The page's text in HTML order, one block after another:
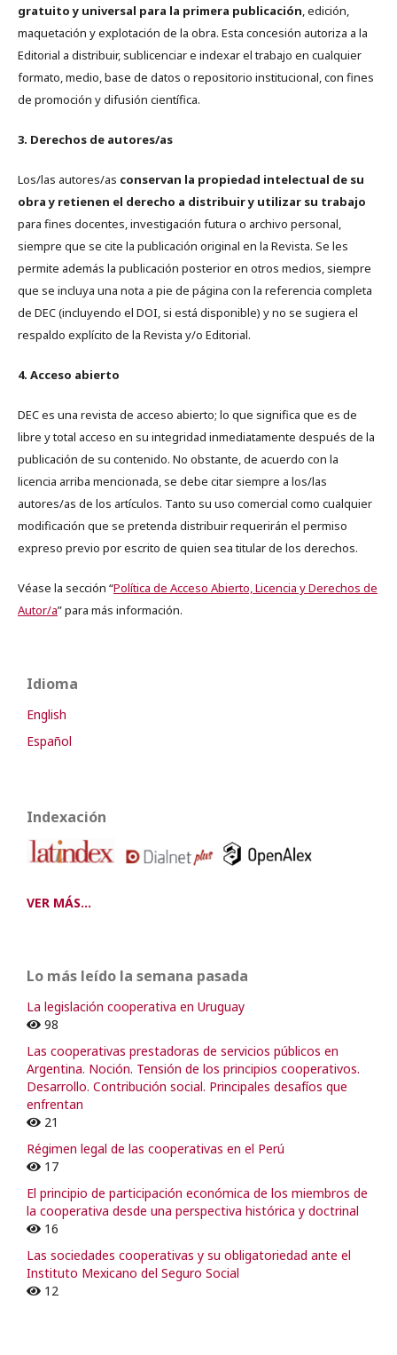
gratuito y universal para la primera publicación, edición,
maquetación y explotación de la obra. Esta concesión autoriza a la
Editorial a distribuir, sublicenciar e indexar el trabajo en cualquier
formato, medio, base de datos o repositorio institucional, con fines
de promoción y difusión científica.
3. Derechos de autores/as
Los/las autores/as conservan la propiedad intelectual de su
obra y retienen el derecho a distribuir y utilizar su trabajo
para fines docentes, investigación futura o archivo personal,
siempre que se cite la publicación original en la Revista. Se les
permite además la publicación posterior en otros medios, siempre
que se incluya una nota a pie de página con la referencia completa
de DEC (incluyendo el DOI, si está disponible) y no se sugiera el
respaldo explícito de la Revista y/o Editorial.
4. Acceso abierto
DEC es una revista de acceso abierto; lo que significa que es de
libre y total acceso en su integridad inmediatamente después de la
publicación de su contenido. No obstante, de acuerdo con la
licencia arriba mencionada, se debe citar siempre a los/las
autores/as de los artículos. Tanto su uso comercial como cualquier
modificación que se pretenda distribuir requerirán el permiso
expreso previo por escrito de quien sea titular de los derechos.
Véase la sección “Política de Acceso Abierto, Licencia y Derechos de
Autor/a” para más información.
Idioma
English
Español
Indexación
VER MÁS...
Lo más leído la semana pasada
La legislación cooperativa en Uruguay
98
Las cooperativas prestadoras de servicios públicos en
Argentina. Noción. Tensión de los principios cooperativos.
Desarrollo. Contribución social. Principales desafíos que
enfrentan
21
Régimen legal de las cooperativas en el Perú
17
El principio de participación económica de los miembros de
la cooperativa desde una perspectiva histórica y doctrinal
16
Las sociedades cooperativas y su obligatoriedad ante el
Instituto Mexicano del Seguro Social
12